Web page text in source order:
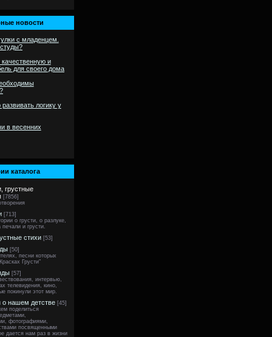
новости
с младенцем.
качественную и
для своего дома
логику у
в весенних
каталога
грустные
[7856]
[713]
о грусти, о разлуке,
и грусти.
стихи [53]
[50]
песни которых
Грусти"
[57]
интервью,
телевидения, кино,
покинули этот мир.
о нашем детстве [45]
поделиться
фотографиями,
посвященными
дается нам раз в жизни